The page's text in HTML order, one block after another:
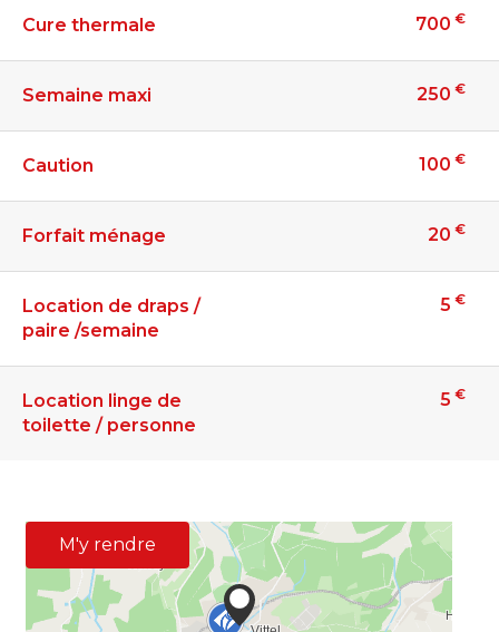
Cure thermale 700 €
Semaine maxi 250 €
Caution 100 €
Forfait ménage 20 €
Location de draps /
paire /semaine
5 €
Location linge de
toilette / personne
5 €
M'y rendre